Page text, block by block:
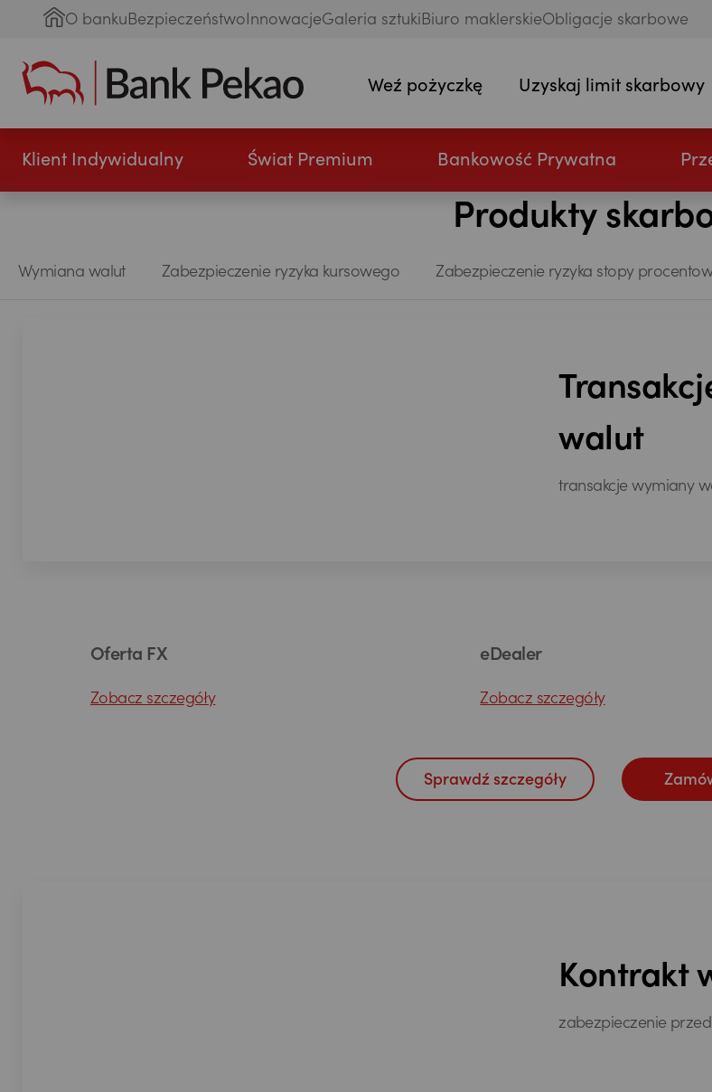
O bankuBezpieczeństwoInnowacjeGaleria sztukiBiuro maklerskieObligacje skarbowe
Weź pożyczkę Uzyskaj limit skarbowy
Klient Indywidualny Świat Premium Bankowość Prywatna
Produkty
Wymiana walut Zabezpieczenie ryzyka kursowego Zabezpieczenie ryzyka stopy
walut
transakcje wymiany
Oferta FX
Zobacz szczegóły
eDealer
Zobacz szczegóły
Sprawdź szczegóły
Kontrakt
zabezpieczenie